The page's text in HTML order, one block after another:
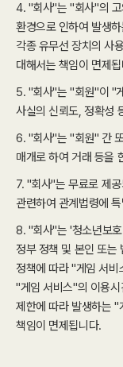
4. "회사"는 "회사"의 고
환경으로 인하여 발생
각종 유무선 장치의 사
대해서는 책임이 면제
5. "회사"는 "회원"이 "
사실의 신뢰도, 정확성
6. "회사"는 "회원" 간
매개로 하여 거래 등을
7. "회사"는 무료로 제
관련하여 관계법령에
8. "회사"는 '청소년보
정부 정책 및 본인 또는
정책에 따라 "게임 서
"게임 서비스"의 이용
제한에 따라 발생하는 "
책임이 면제됩니다.